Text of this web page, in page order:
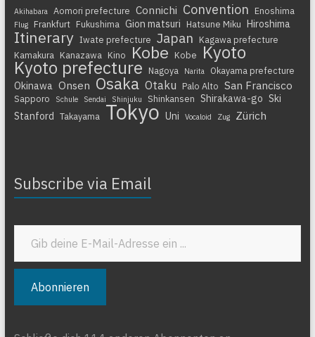
Akihabara Aomori prefecture Connichi Convention Enoshima
Flug Frankfurt Fukushima Gion matsuri Hatsune Miku Hiroshima
Itinerary Iwate prefecture Japan
Kagawa prefecture
Kamakura Kanazawa Kino Kobe Kobe Kyoto
Kyoto prefecture Nagoya Narita Okayama prefecture
Okinawa Onsen Osaka Otaku Palo Alto San Francisco
Sapporo Schule Sendai Shinjuku Shinkansen Shirakawa-go Ski
Stanford
Takayama Tokyo Uni Vocaloid Zug Zürich
Subscribe via Email
Gib deine E-Mail-Adresse ein ...
Abonnieren